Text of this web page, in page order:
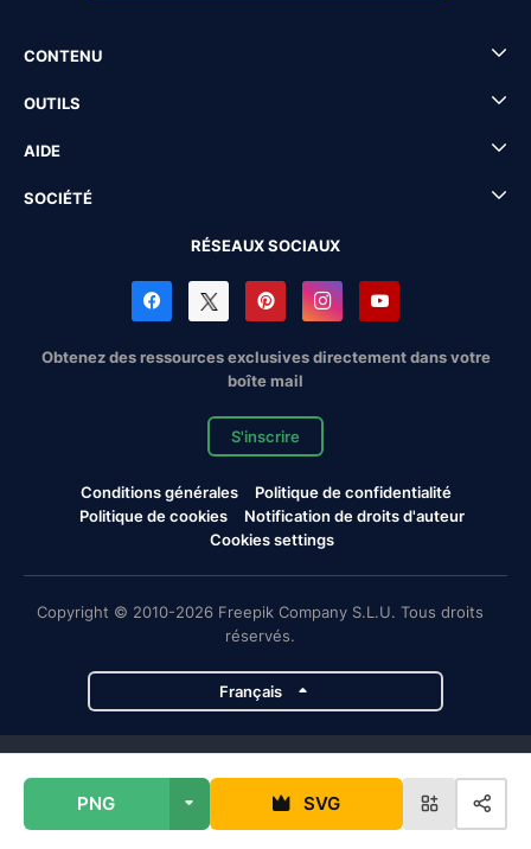
PNG SVG
CONTENU
OUTILS
AIDE
SOCIÉTÉ
RÉSEAUX SOCIAUX
Obtenez des ressources exclusives directement dans votre
boîte mail
S'inscrire
Conditions générales
Politique de confidentialité
Politique de cookies
Notification de droits d'auteur
Cookies settings
Copyright © 2010-2026 Freepik Company S.L.U. Tous droits
réservés.
Français